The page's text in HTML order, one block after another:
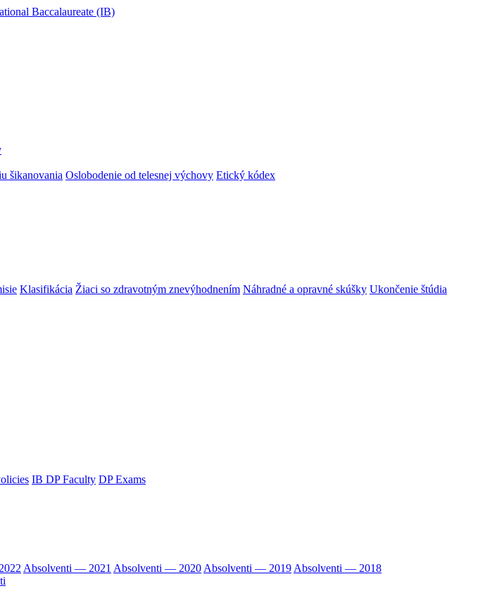
šikanovania Oslobodenie od telesnej výchovy Etický kódex
Klasifikácia Žiaci so zdravotným znevýhodnením Náhradné a opravné skúšky Ukončenie štúdia
IB DP Faculty DP Exams
Absolventi — 2021 Absolventi — 2020 Absolventi — 2019 Absolventi — 2018